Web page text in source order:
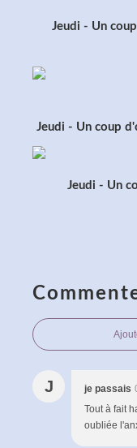
Jeudi - Un
Jeudi - Un coup
Jeudi - Un
J je passais
Tout à fait
oubliée